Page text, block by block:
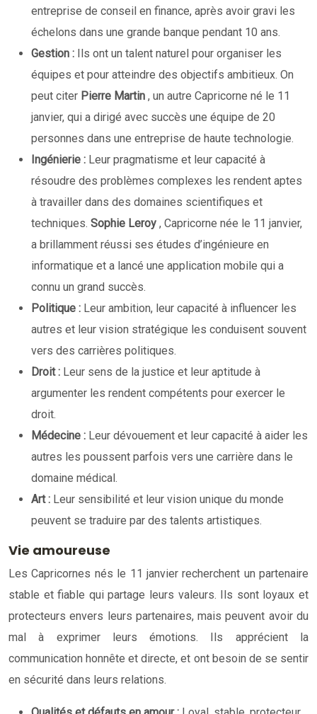
entreprise de conseil en finance, après avoir gravi les
échelons dans une grande banque pendant 10 ans.
Gestion : Ils ont un talent naturel pour organiser les
équipes et pour atteindre des objectifs ambitieux. On
peut citer Pierre Martin , un autre Capricorne né le 11
janvier, qui a dirigé avec succès une équipe de 20
personnes dans une entreprise de haute technologie.
Ingénierie : Leur pragmatisme et leur capacité à
résoudre des problèmes complexes les rendent aptes
à travailler dans des domaines scientifiques et
techniques. Sophie Leroy , Capricorne née le 11 janvier,
a brillamment réussi ses études d’ingénieure en
informatique et a lancé une application mobile qui a
connu un grand succès.
Politique : Leur ambition, leur capacité à influencer les
autres et leur vision stratégique les conduisent souvent
vers des carrières politiques.
Droit : Leur sens de la justice et leur aptitude à
argumenter les rendent compétents pour exercer le
droit.
Médecine : Leur dévouement et leur capacité à aider les
autres les poussent parfois vers une carrière dans le
domaine médical.
Art : Leur sensibilité et leur vision unique du monde
peuvent se traduire par des talents artistiques.
Vie amoureuse
Les Capricornes nés le 11 janvier recherchent un partenaire
stable et fiable qui partage leurs valeurs. Ils sont loyaux et
protecteurs envers leurs partenaires, mais peuvent avoir du
mal à exprimer leurs émotions. Ils apprécient la
communication honnête et directe, et ont besoin de se sentir
en sécurité dans leurs relations.